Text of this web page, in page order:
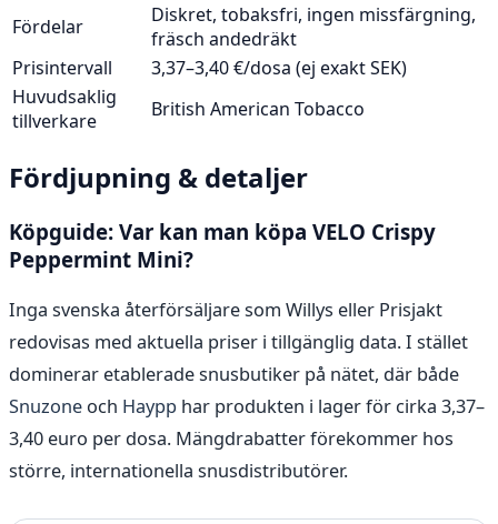
Fördelar
Diskret, tobaksfri, ingen missfärgning,
fräsch andedräkt
Prisintervall
3,37–3,40 €/dosa (ej exakt SEK)
Huvudsaklig
tillverkare
British American Tobacco
Fördjupning & detaljer
Köpguide: Var kan man köpa VELO Crispy
Peppermint Mini?
Inga svenska återförsäljare som Willys eller Prisjakt
redovisas med aktuella priser i tillgänglig data. I stället
dominerar etablerade snusbutiker på nätet, där både
Snuzone och Haypp har produkten i lager för cirka 3,37–
3,40 euro per dosa. Mängdrabatter förekommer hos
större, internationella snusdistributörer.